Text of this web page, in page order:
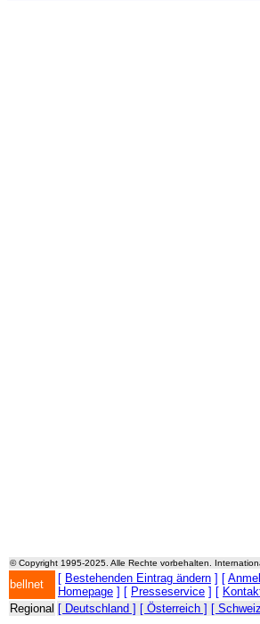
© Copyright 1995-2025. Alle Rechte vorbehalten.
bellnet [ Bestehenden Eintrag ändern ] [
Homepage ] [ Presseservice ] [
Regional [ Deutschland ] [ Österreich ] [